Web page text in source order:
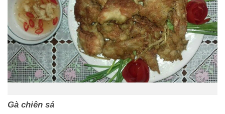
Gà chiên sả